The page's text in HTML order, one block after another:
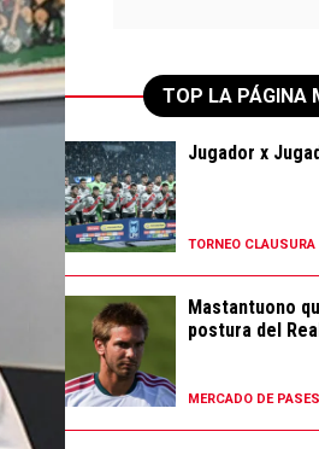
TOP LA PÁGINA
Jugador x
TORNEO CLAUSURA
Mastantuono
postura del
MERCADO DE